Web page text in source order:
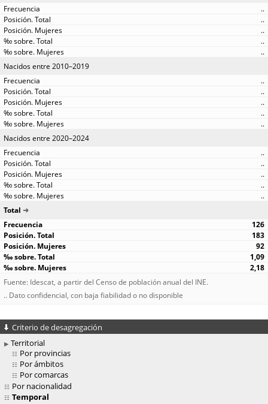
..
..
..
..
..
Nacidos entre 2010–2019
..
..
..
..
..
Nacidos entre 2020–2024
..
..
..
..
..
Total
126
183
92
1,09
2,18
Fuente: Idescat, a partir del Censo de población anual del INE.
.. Dato confidencial, con baja fiabilidad o no disponible
Criterio de desagregación
Territorial
Por provincias
Por ámbitos
Por comarcas
Por nacionalidad
Temporal